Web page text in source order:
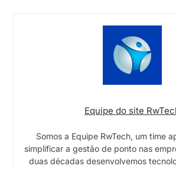
Equipe do site
Somos a Equipe RwTech, um time
simplificar a gestão de ponto nas
duas décadas desenvolvemos